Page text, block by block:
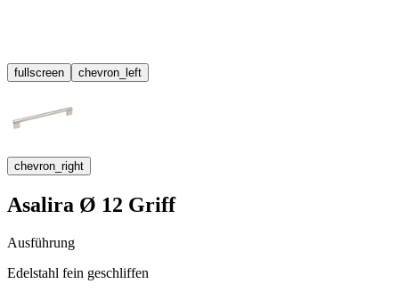
fullscreen chevron_left
chevron_right
Asalira Ø 12 Griff
Ausführung
Edelstahl fein geschliffen